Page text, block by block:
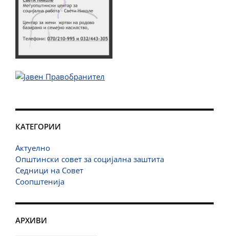
КАТЕГОРИИ
Актуелно
Општински совет за социјална заштита
Седници на Совет
Соопштенија
АРХИВИ